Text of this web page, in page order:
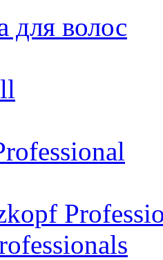
для волос